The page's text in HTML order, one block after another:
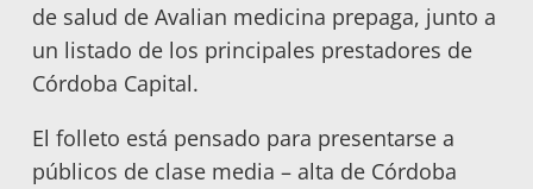
de salud de Avalian medicina prepaga, junto a
un listado de los principales prestadores de
Córdoba Capital.
El folleto está pensado para presentarse a
públicos de clase media – alta de Córdoba